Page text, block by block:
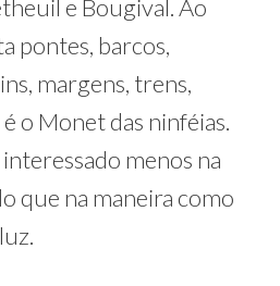
e Bougival. Ao
pontes, barcos,
margens, trens,
o Monet das ninféias.
menos na
que na maneira como